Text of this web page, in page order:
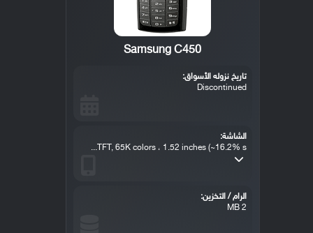
Samsung C450
تاريخ نزوله الأسواق:
Discontinued
الشاشة:
TFT, 65K colors ، 1.52 inches (~16.2% s...
الرام / التخزين:
2 MB